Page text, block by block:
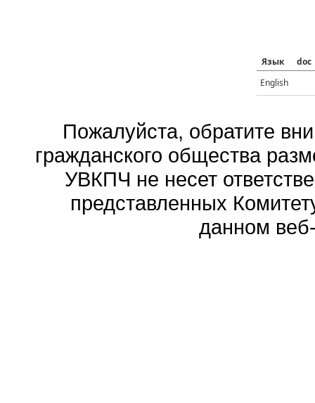
Язык
doc
English
Пожалуйста, обратите
гражданского общества
УВКПЧ не несет
представленных
данном